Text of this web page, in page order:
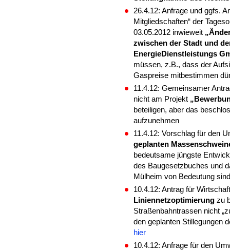
26.4.12: Anfrage und ggfs.
Mitgliedschaften“ der
03.05.2012 inwieweit
zwischen der Stadt und
EnergieDienstleistungs
müssen, z.B., dass der
Gaspreise mitbestimmen
11.4.12: Gemeinsamer
nicht am Projekt
beteiligen, aber das
aufzunehmen
11.4.12: Vorschlag für den
geplanten
bedeutsame jüngste
des Baugesetzbuches und
Mülheim von Bedeutung
10.4.12: Antrag für
Liniennetzoptimierung zu
Straßenbahntrassen nicht
den geplanten Stillegungen
hier
10.4.12: Anfrage für den